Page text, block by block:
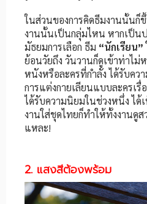
ในส่วนของการคิดธีมงานนั้นก็
งานนั้นเป็นกลุ่มไหน หากเป็น
มัธยมการเลือก ธีม “นักเรียน”
ย้อนวัยถึง วันวานก็ดูเข้าท่าไม่
หนังหรือละครที่กำลัง ได้รับคว
การแต่งกายเลียนแบบละครเรื่
ได้รับความนิยมในช่วงหนึ่ง ไ
งานใส่ชุดไทยก็ทำให้ทั้งงานดู
แหละ!
2. แสงสีต้องพร้อม